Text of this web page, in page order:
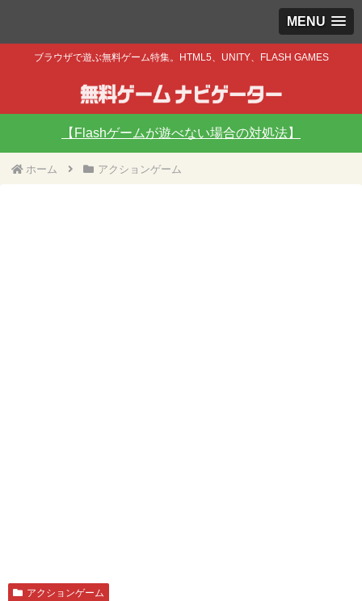
MENU
ブラウザで遊ぶ無料ゲーム特集。HTML5、UNITY、FLASH GAMES
【Flashゲームが遊べない場合の対処法】
ホーム アクションゲーム
アクションゲーム